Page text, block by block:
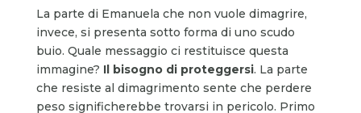
La parte di Emanuela che non vuole dimagrire,
invece, si presenta sotto forma di uno scudo
buio. Quale messaggio ci restituisce questa
immagine? Il bisogno di proteggersi. La parte
che resiste al dimagrimento sente che perdere
peso significherebbe trovarsi in pericolo. Primo